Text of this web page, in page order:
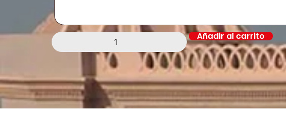
Añadir al carrito